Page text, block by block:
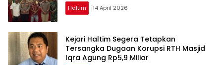
Haltim 14 April 2026
Kejari Haltim Segera Tetapkan
Tersangka Dugaan Korupsi RTH Masjid
Iqra Agung Rp5,9 Miliar